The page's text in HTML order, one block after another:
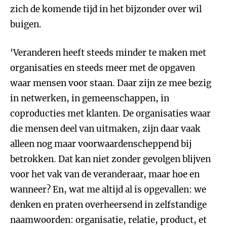
zich de komende tijd in het bijzonder over wil
buigen.
‘Veranderen heeft steeds minder te maken met
organisaties en steeds meer met de opgaven
waar mensen voor staan. Daar zijn ze mee bezig
in netwerken, in gemeenschappen, in
coproducties met klanten. De organisaties waar
die mensen deel van uitmaken, zijn daar vaak
alleen nog maar voorwaardenscheppend bij
betrokken. Dat kan niet zonder gevolgen blijven
voor het vak van de veranderaar, maar hoe en
wanneer? En, wat me altijd al is opgevallen: we
denken en praten overheersend in zelfstandige
naamwoorden: organisatie, relatie, product, et